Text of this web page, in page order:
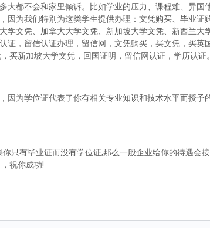
大都不会和家里倾诉。比如学业的压力、课程难、异国
因为我们特别为这类学生提供办理：文凭购买、毕业证
学文凭、加拿大大学文凭、新加坡大学文凭、新西兰大
证，留信认证办理，留信网，文凭购买，买文凭，买英
买新加坡大学文凭，回国证明，留信网认证，学历认证
因为学位证代表了你有相关专业知识和技术水平而授予
只有毕业证而没有学位证,那么一般企业给你的待遇会
祝你成功!